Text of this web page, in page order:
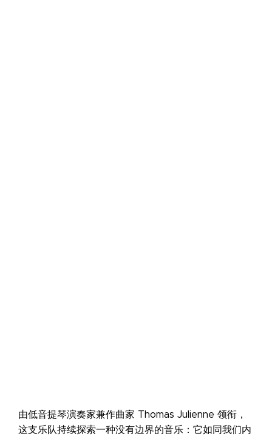
由低音提琴演奏家兼作曲家 Thomas Julienne 领衔，
这支乐队持续探索一种没有边界的音乐：它如同我们内